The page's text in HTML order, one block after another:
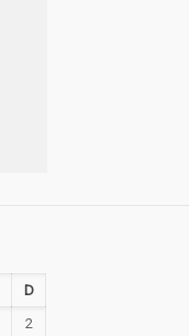
D
2